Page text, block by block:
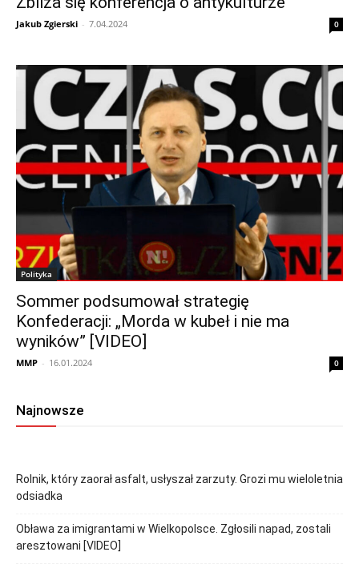
Jakub Zgierski - 7.04.2024 0
Polityka
Sommer podsumował strategię
Konfederacji: „Morda w kubeł i nie ma
wyników” [VIDEO]
MMP - 16.01.2024 0
Najnowsze
Rolnik, który zaorał asfalt, usłyszał zarzuty. Grozi mu wieloletnia
odsiadka
Obława za imigrantami w Wielkopolsce. Zgłosili napad, zostali
aresztowani [VIDEO]